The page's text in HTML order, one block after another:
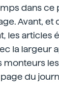
dans ce
Avant, et
les articles
la largeur
monteurs
du